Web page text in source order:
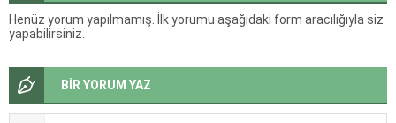
Henüz yorum yapılmamış. İlk yorumu aşağıdaki form aracılığıyla siz
yapabilirsiniz.
BİR YORUM YAZ